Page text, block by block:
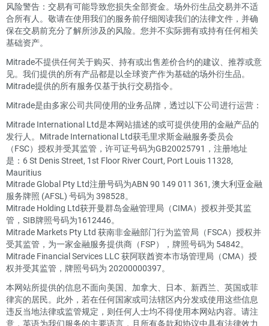
风险警告：交易有可能导致您损失全部资金。场外衍生品交易并不适
合所有人。敬请在使用我们的服务前仔细阅读我们的法律文件，并确
保在交易前充分了解所涉及的风险。您并不实际拥有或持有任何相关
基础资产。
Mitrade不提供任何关于购买、持有或出售差价合约的建议、推荐或意
见。我们提供的所有产品都是以全球资产作为基础的场外衍生品。
Mitrade提供的所有服务仅基于执行交易指令。
Mitrade是由多家公司共同使用的业务品牌，透过以下公司进行运营：
Mitrade International Ltd是本网站描述的或可提供使用的金融产品的
发行人。Mitrade International Ltd获毛里求斯金融服务委员会
（FSC）授权并受其监管，许可证号码为GB20025791，注册地址
是：6 St Denis Street, 1st Floor River Court, Port Louis 11328,
Mauritius
Mitrade Global Pty Ltd注册号码为ABN 90 149 011 361, 澳大利亚金融
服务牌照 (AFSL) 号码为 398528。
Mitrade Holding Ltd获开曼群岛金融管理局（CIMA）授权并受其监
管，SIB牌照号码为1612446。
Mitrade Markets Pty Ltd 获南非金融部门行为监管局（FSCA）授权并
受其监管，为一家金融服务提供商（FSP），牌照号码为 54842。
Mitrade Financial Services LLC 获阿联酋资本市场管理局（CMA）授
权并受其监管，牌照号码为 20200000397。
本网站所提供的信息不面向美国、加拿大、日本、新西兰、英国或菲
律宾的居民。此外，若在任何国家或司法辖区内分发或使用这些信息
违反当地法律或监管规定，则任何人士均不得使用本网站内容。请注
意，英语为我们服务的主要语言，且所有条款和协议中具有法律效力